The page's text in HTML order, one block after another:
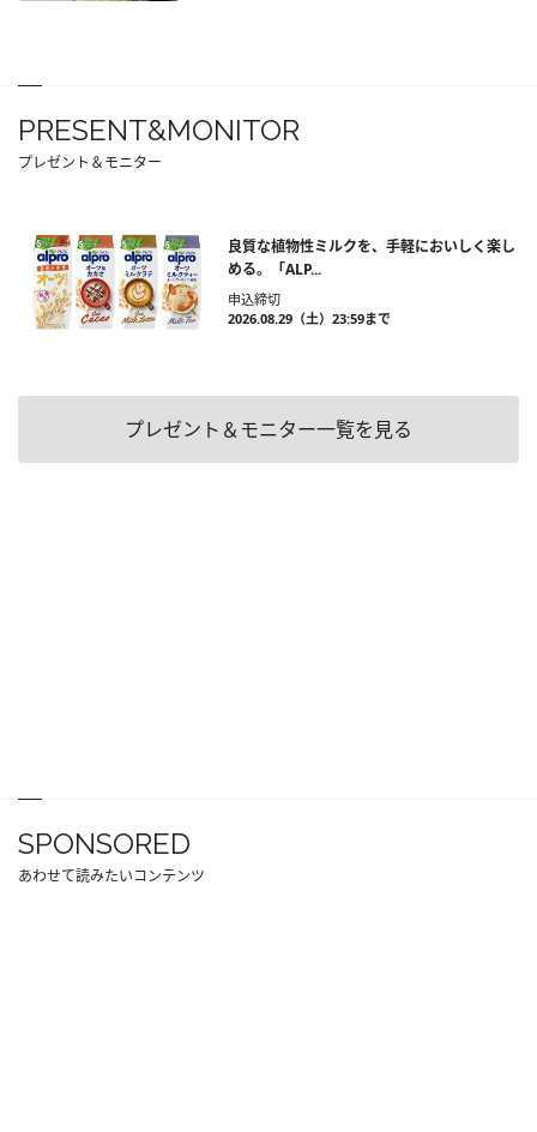
PRESENT&MONITOR
プレゼント＆モニター
良質な植物性ミルクを、手軽においしく楽し
める。「ALP...
申込締切
2026.08.29（土）23:59まで
プレゼント＆モニター一覧を見る
SPONSORED
あわせて読みたいコンテンツ